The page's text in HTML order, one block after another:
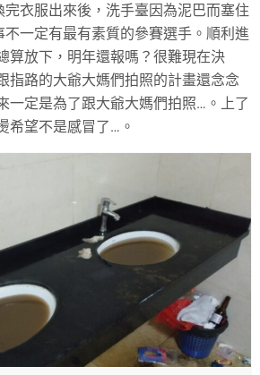
衣服出來後，洗手臺因為泥巴而塞住
一定有最有素質的參賽選手。順利進
算放下，明年還報嗎？很難現在決
指路的大爺大媽們拍照的計畫還念念
一定是為了跟大爺大媽們拍照…。上了
希望不是感冒了…。